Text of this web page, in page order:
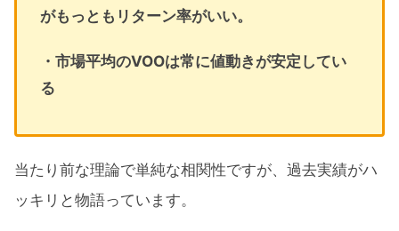
がもっともリターン率がいい。
・市場平均のVOOは常に値動きが安定してい
る
当たり前な理論で単純な相関性ですが、過去実績がハ
ッキリと物語っています。